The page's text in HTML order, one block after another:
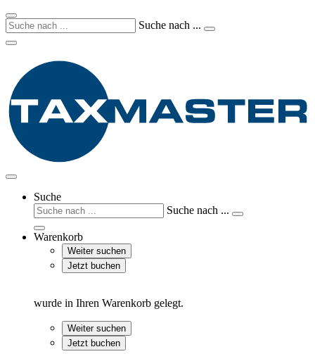
Suche nach ...
Suche
Suche nach ...
Warenkorb
Weiter suchen
Jetzt buchen
wurde in Ihren Warenkorb gelegt.
Weiter suchen
Jetzt buchen